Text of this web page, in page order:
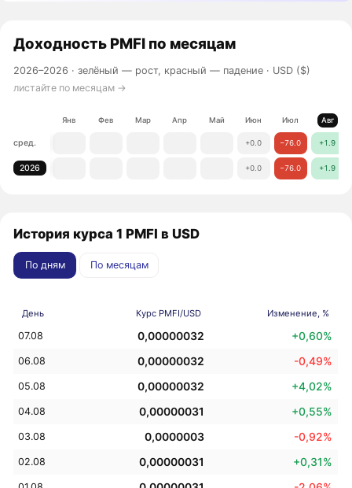
Доходность PMFI по месяцам
2026–2026 ·зелёный — рост, красный — падение · USD ($)
листайте по месяцам →
Янв Фев Мар Апр Май Июн Июл Авг
сред. +0.0 −76.0 +1.9
2026 +0.0 −76.0 +1.9
История курса 1 PMFI в USD
По дням По месяцам
День Курс PMFI/USD Изменение, %
07.08 0,00000032 +0,60%
06.08 0,00000032 -0,49%
05.08 0,00000032 +4,02%
04.08 0,00000031 +0,55%
03.08 0,0000003 -0,92%
02.08 0,00000031 +0,31%